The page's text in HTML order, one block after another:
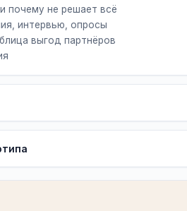
почему не решает всё
интервью, опросы
выгод партнёров